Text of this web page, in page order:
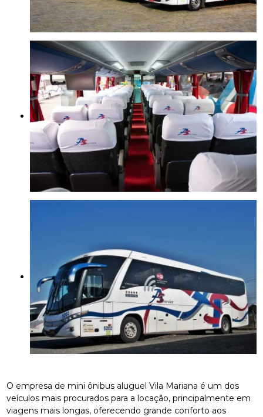
O empresa de mini ônibus aluguel Vila Mariana é um dos
veículos mais procurados para a locação, principalmente em
viagens mais longas, oferecendo grande conforto aos